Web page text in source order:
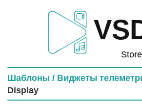
Store
Шаблоны / Виджеты
Display